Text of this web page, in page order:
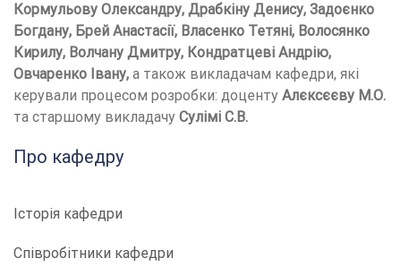
Кормульову Олександру, Драбкіну Денису, Задоєнко
Богдану, Брей Анастасії, Власенко Тетяні, Волосянко
Кирилу, Волчану Дмитру, Кондратцеві Андрію,
Овчаренко Івану, а також викладачам кафедри, які
керували процесом розробки: доценту Алєксєєву М.О.
та старшому викладачу Сулімі С.В.
Про кафедру
Історія кафедри
Співробітники кафедри